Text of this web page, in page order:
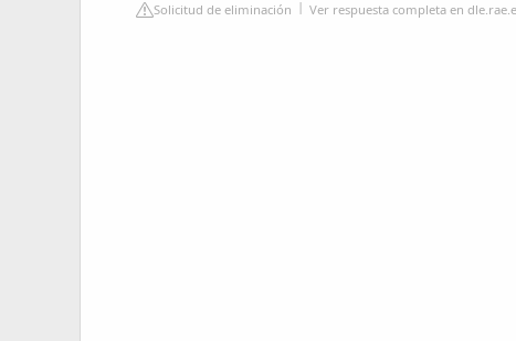
Solicitud de eliminación Ver respuesta completa en